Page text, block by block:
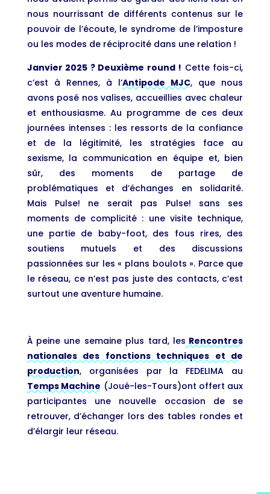
nous nourrissant de différents contenus sur le
pouvoir de l’écoute, le syndrome de l’imposture
ou les modes de réciprocité dans une relation !
Janvier 2025 ? Deuxième round ! Cette fois-ci,
c’est à Rennes, à l’Antipode MJC, que nous
avons posé nos valises, accueillies avec chaleur
et enthousiasme. Au programme de ces deux
journées intenses : les ressorts de la confiance
et de la légitimité, les stratégies face au
sexisme, la communication en équipe et, bien
sûr, des moments de partage de
problématiques et d’échanges en solidarité.
Mais Pulse! ne serait pas Pulse! sans ses
moments de complicité : une visite technique,
une partie de baby-foot, des fous rires, des
soutiens mutuels et des discussions
passionnées sur les « plans boulots ». Parce que
le réseau, ce n’est pas juste des contacts, c’est
surtout une aventure humaine.
À peine une semaine plus tard, les Rencontres
nationales des fonctions techniques et de
production, organisées par la FEDELIMA au
Temps Machine (Joué-les-Tours)ont offert aux
participantes une nouvelle occasion de se
retrouver, d’échanger lors des tables rondes et
d’élargir leur réseau.